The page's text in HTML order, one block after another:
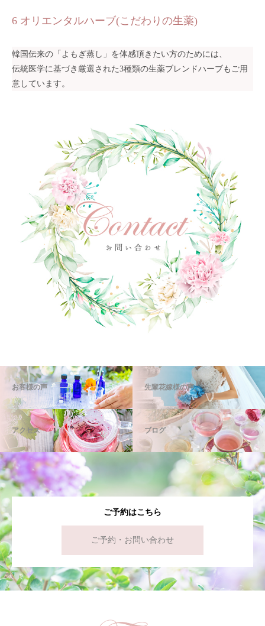
6 オリエンタルハーブ(こだわりの生薬)
韓国伝来の「よもぎ蒸し」を体感頂きたい方のためには、
伝統医学に基づき厳選された3種類の生薬ブレンドハーブもご用
意しています。
お客様の声 先輩花嫁様の声
アクセス ブログ
ご予約はこちら
ご予約・お問い合わせ